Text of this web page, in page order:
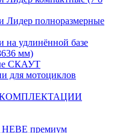
Лидер полноразмерные
удлинённой базе
мм)
СКАУТ
для мотоциклов
премиум